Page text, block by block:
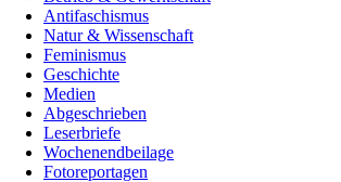
Antifaschismus
Natur & Wissenschaft
Feminismus
Geschichte
Medien
Abgeschrieben
Leserbriefe
Wochenendbeilage
Fotoreportagen